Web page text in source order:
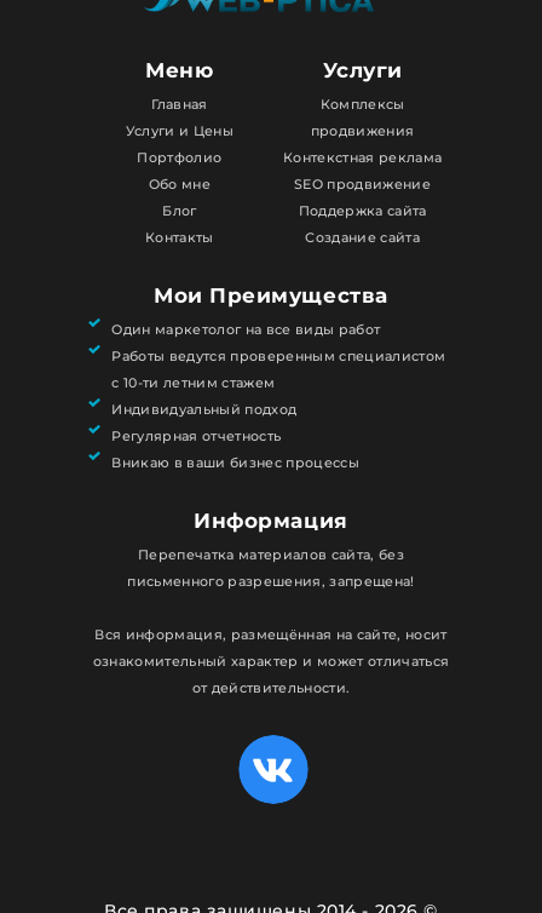
Меню
Главная
Услуги и Цены
Портфолио
Обо мне
Блог
Контакты
Услуги
Комплексы
продвижения
Контекстная реклама
SEO продвижение
Поддержка сайта
Создание сайта
Мои Преимущества
Один маркетолог на все виды работ
Работы ведутся проверенным специалистом
с 10-ти летним стажем
Индивидуальный подход
Регулярная отчетность
Вникаю в ваши бизнес процессы
Информация
Перепечатка материалов сайта, без
письменного разрешения, запрещена!
Вся информация, размещённая на сайте, носит
ознакомительный характер и может отличаться
от действительности.